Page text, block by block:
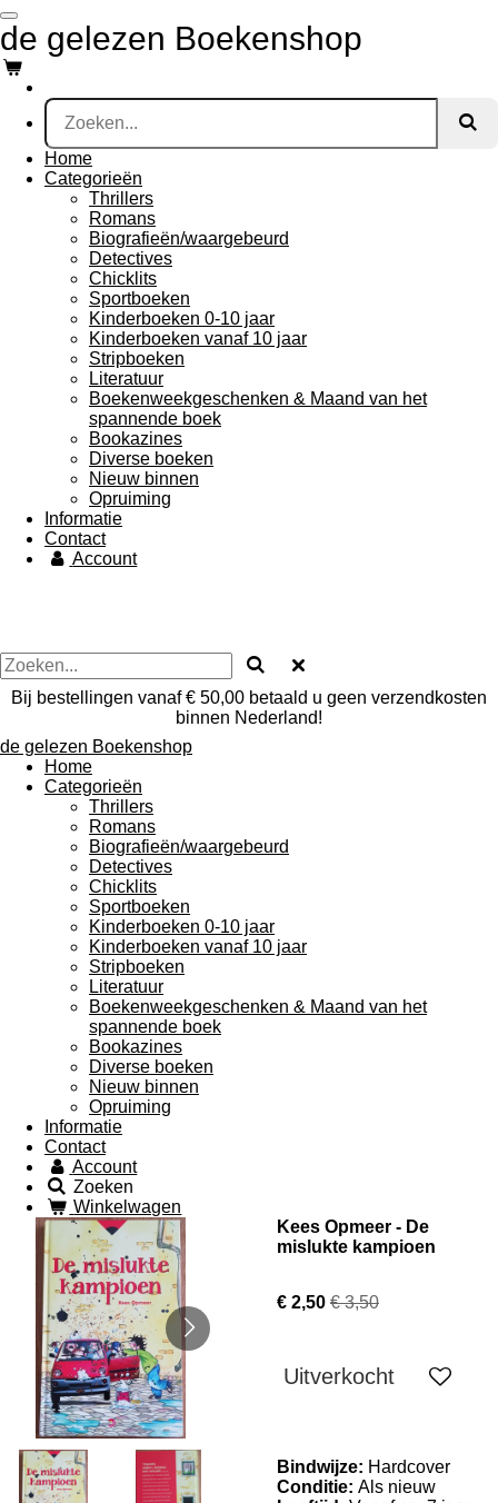
Ga
direct
naar
de
hoofdinhoud
de gelezen Boekenshop
Home
Categorieën
Thrillers
Romans
Biografieën/waargebeurd
Detectives
Chicklits
Sportboeken
Kinderboeken 0-10 jaar
Kinderboeken vanaf 10 jaar
Stripboeken
Literatuur
Boekenweekgeschenken & Maand van het
spannende boek
Bookazines
Diverse boeken
Nieuw binnen
Opruiming
Informatie
Contact
Account
Bij bestellingen vanaf € 50,00 betaald u geen verzendkosten
binnen Nederland!
de gelezen Boekenshop
Home
Categorieën
Thrillers
Romans
Biografieën/waargebeurd
Detectives
Chicklits
Sportboeken
Kinderboeken 0-10 jaar
Kinderboeken vanaf 10 jaar
Stripboeken
Literatuur
Boekenweekgeschenken & Maand van het
spannende boek
Bookazines
Diverse boeken
Nieuw binnen
Opruiming
Informatie
Contact
Account
Zoeken
Winkelwagen
Kees Opmeer - De
mislukte kampioen
€ 2,50 € 3,50
Uitverkocht
Bindwijze: Hardcover
Conditie: Als nieuw